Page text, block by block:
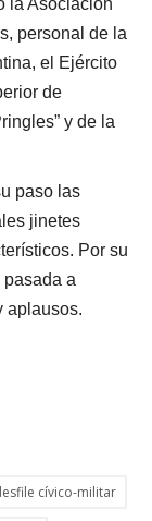
personal de la
el Ejército
de
y de la
paso las
jinetes
Por su
a
aplausos.
cívico-militar